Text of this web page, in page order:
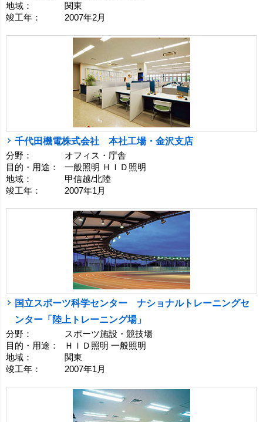
地域：
関東
竣工年：
2007年2月
千代田機電株式会社 本社工場・金沢支店
分野：
オフィス・庁舎
目的・用途：
一般照明 ＨＩＤ照明
地域：
甲信越/北陸
竣工年：
2007年1月
国立スポーツ科学センター ナショナルトレーニングセ
ンター「陸上トレーニング場」
分野：
スポーツ施設・競技場
目的・用途：
ＨＩＤ照明 一般照明
地域：
関東
竣工年：
2007年1月